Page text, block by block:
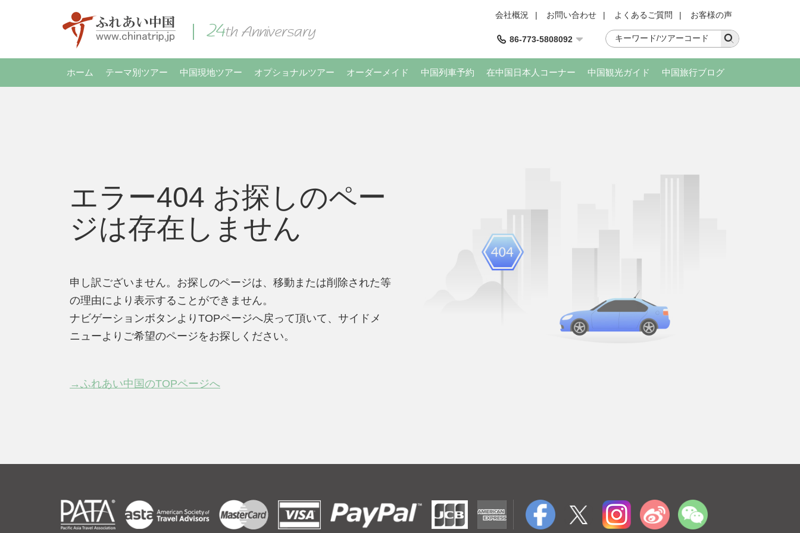
会社概況 | お問い合わせ | よくあるご質問 | お客様の声
86-773-5808092
ホーム テーマ別ツアー 中国現地ツアー オプショナルツアー オーダーメイド 中国列車予約 在中国日本人コーナー 中国観光ガイド 中国旅行ブログ
エラー404 お探しのペー
ジは存在しません
申し訳ございません。お探しのページは、移動または削除された等
の理由により表示することができません。
ナビゲーションボタンよりTOPページへ戻って頂いて、サイドメ
ニューよりご希望のページをお探しください。
→ふれあい中国のTOPページへ